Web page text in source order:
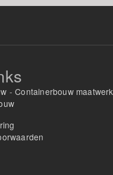
-Containerbouw maatwerk